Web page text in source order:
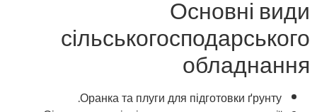
Основні види
сільськогосподарського
обладнання
Оранка та плуги для підготовки ґрунту.